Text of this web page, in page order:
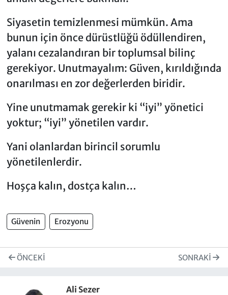
Siyasetin temizlenmesi mümkün. Ama
bunun için önce dürüstlüğü ödüllendiren,
yalanı cezalandıran bir toplumsal bilinç
gerekiyor. Unutmayalım: Güven, kırıldığında
onarılması en zor değerlerden biridir.
Yine unutmamak gerekir ki “iyi” yönetici
yoktur; “iyi” yönetilen vardır.
Yani olanlardan birincil sorumlu
yönetilenlerdir.
Hoşça kalın, dostça kalın…
Güvenin Erozyonu
ÖNCEKI SONRAKI
Ali Sezer